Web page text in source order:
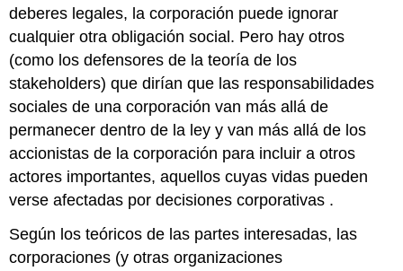
deberes legales, la corporación puede ignorar
cualquier otra obligación social. Pero hay otros
(como los defensores de la teoría de los
stakeholders) que dirían que las responsabilidades
sociales de una corporación van más allá de
permanecer dentro de la ley y van más allá de los
accionistas de la corporación para incluir a otros
actores importantes, aquellos cuyas vidas pueden
verse afectadas por decisiones corporativas .
Según los teóricos de las partes interesadas, las
corporaciones (y otras organizaciones